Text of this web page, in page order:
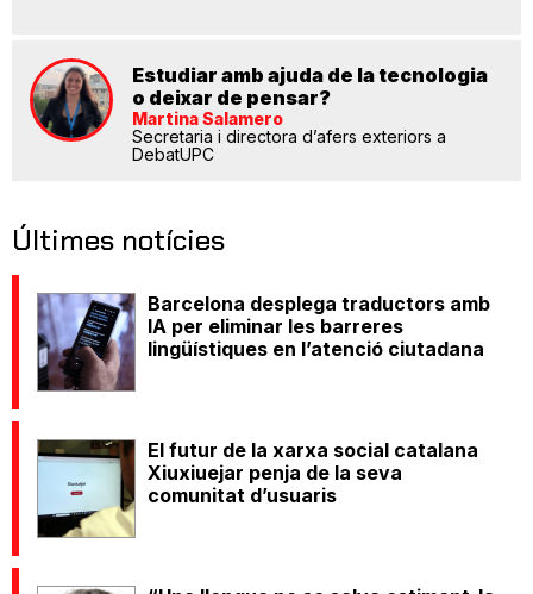
Estudiar amb ajuda de la tecnologia
o deixar de pensar?
Martina Salamero
Secretaria i directora d’afers exteriors a
DebatUPC
Últimes notícies
Barcelona desplega traductors amb
IA per eliminar les barreres
lingüístiques en l’atenció ciutadana
El futur de la xarxa social catalana
Xiuxiuejar penja de la seva
comunitat d’usuaris